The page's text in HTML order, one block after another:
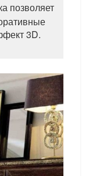
позволяет
3D.